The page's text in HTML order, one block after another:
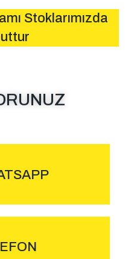
Stoklarımızda